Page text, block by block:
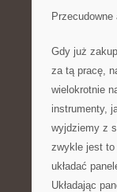
Gdy już
za tą pracę,
wielokrotnie
instrumenty,
wyjdziemy z
zwykle jest
układać
Układając